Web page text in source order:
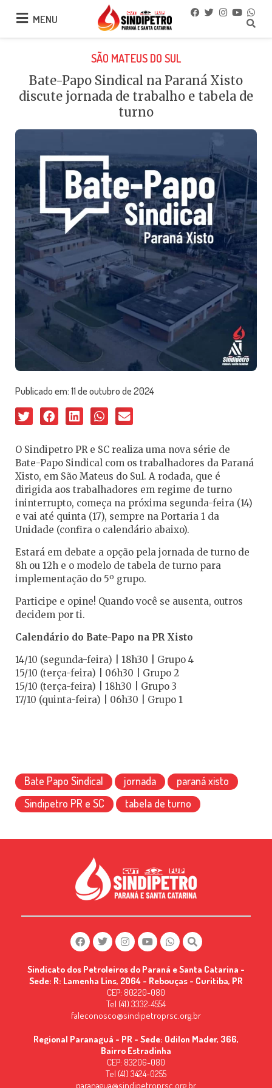
MENU
MENU
SÃO MATEUS DO SUL
Bate-Papo Sindical na Paraná Xisto
discute jornada de trabalho e tabela de
turno
Publicado em:11 de outubro de 2024
O Sindipetro PR e SC realiza uma nova série de
Bate-Papo Sindical com os trabalhadores da Paraná
Xisto, em São Mateus do Sul. A rodada, que é
dirigida aos trabalhadores em regime de turno
ininterrupto, começa na próxima segunda-feira (14)
e vai até quinta (17), sempre na Portaria 1 da
Unidade (confira o calendário abaixo).
Estará em debate a opção pela jornada de turno de
8h ou 12h e o modelo de tabela de turno para
implementação do 5º grupo.
Participe e opine! Quando você se ausenta, outros
decidem por ti.
Calendário do Bate-Papo na PR Xisto
14/10 (segunda-feira) | 18h30 | Grupo 4
15/10 (terça-feira) | 06h30 | Grupo 2
15/10 (terça-feira) | 18h30 | Grupo 3
17/10 (quinta-feira) | 06h30 | Grupo 1
Bate Papo Sindical jornada
paraná xisto
Sindipetro PR e SC
tabela de turno
Sindicato dos Petroleiros do Paraná e Santa Catarina -
Sede: R: Lamenha Lins, 2064 - Rebouças - Curitiba, PR
CEP: 80220-080
Tel (41) 3332-4554
faleconosco@sindipetroprsc.org.br
Regional Paranaguá - PR - Sede: Odilon Mader, 366,
Bairro Estradinha
CEP: 83206-080
Tel (41) 3424-0255
paranagua@sindipetroprsc.org.br